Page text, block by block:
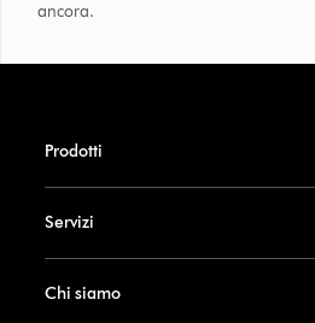
ancora.
Prodotti
Servizi
Chi siamo